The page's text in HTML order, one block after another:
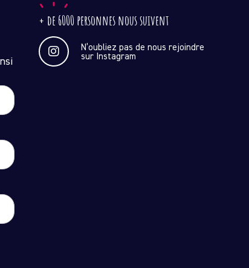
+ de 6000 personnes nous suivent
N’oubliez pas de nous rejoindre
sur Instagram